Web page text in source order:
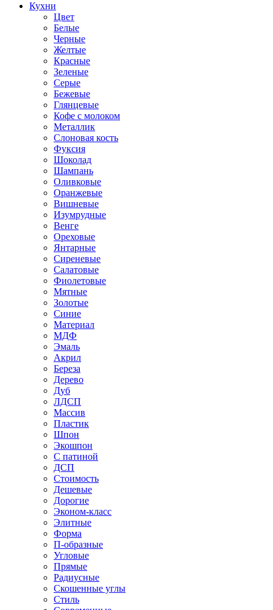
Кухни
Цвет
Белые
Черные
Желтые
Красные
Зеленые
Серые
Бежевые
Глянцевые
Кофе с молоком
Металлик
Слоновая кость
Фуксия
Шоколад
Шампань
Оливковые
Оранжевые
Вишневые
Изумрудные
Венге
Ореховые
Янтарные
Сиреневые
Салатовые
Фиолетовые
Мятные
Золотые
Синие
Материал
МДФ
Эмаль
Акрил
Береза
Дерево
Дуб
ЛДСП
Массив
Пластик
Шпон
Экошпон
С патиной
ДСП
Стоимость
Дешевые
Дорогие
Эконом-класс
Элитные
Форма
П-образные
Угловые
Прямые
Радиусные
Скошенные углы
Стиль